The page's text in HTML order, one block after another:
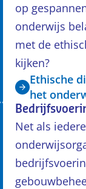
op
onderwijs
met de
kijken?
Ethische
het
Net als